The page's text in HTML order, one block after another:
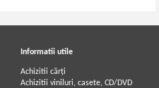
Informatii utile
Achizitii cărți
Achizitii viniluri, casete, CD/DVD